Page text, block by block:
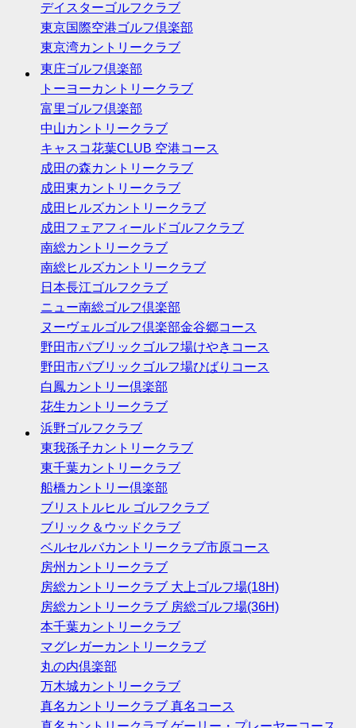
デイスターゴルフクラブ
東京国際空港ゴルフ倶楽部
東京湾カントリークラブ
東庄ゴルフ倶楽部
トーヨーカントリークラブ
富里ゴルフ倶楽部
中山カントリークラブ
キャスコ花葉CLUB 空港コース
成田の森カントリークラブ
成田東カントリークラブ
成田ヒルズカントリークラブ
成田フェアフィールドゴルフクラブ
南総カントリークラブ
南総ヒルズカントリークラブ
日本長江ゴルフクラブ
ニュー南総ゴルフ倶楽部
ヌーヴェルゴルフ倶楽部金谷郷コース
野田市パブリックゴルフ場けやきコース
野田市パブリックゴルフ場ひばりコース
白鳳カントリー倶楽部
花生カントリークラブ
浜野ゴルフクラブ
東我孫子カントリークラブ
東千葉カントリークラブ
船橋カントリー倶楽部
ブリストルヒル ゴルフクラブ
ブリック＆ウッドクラブ
ベルセルバカントリークラブ市原コース
房州カントリークラブ
房総カントリークラブ 大上ゴルフ場(18H)
房総カントリークラブ 房総ゴルフ場(36H)
本千葉カントリークラブ
マグレガーカントリークラブ
丸の内倶楽部
万木城カントリークラブ
真名カントリークラブ 真名コース